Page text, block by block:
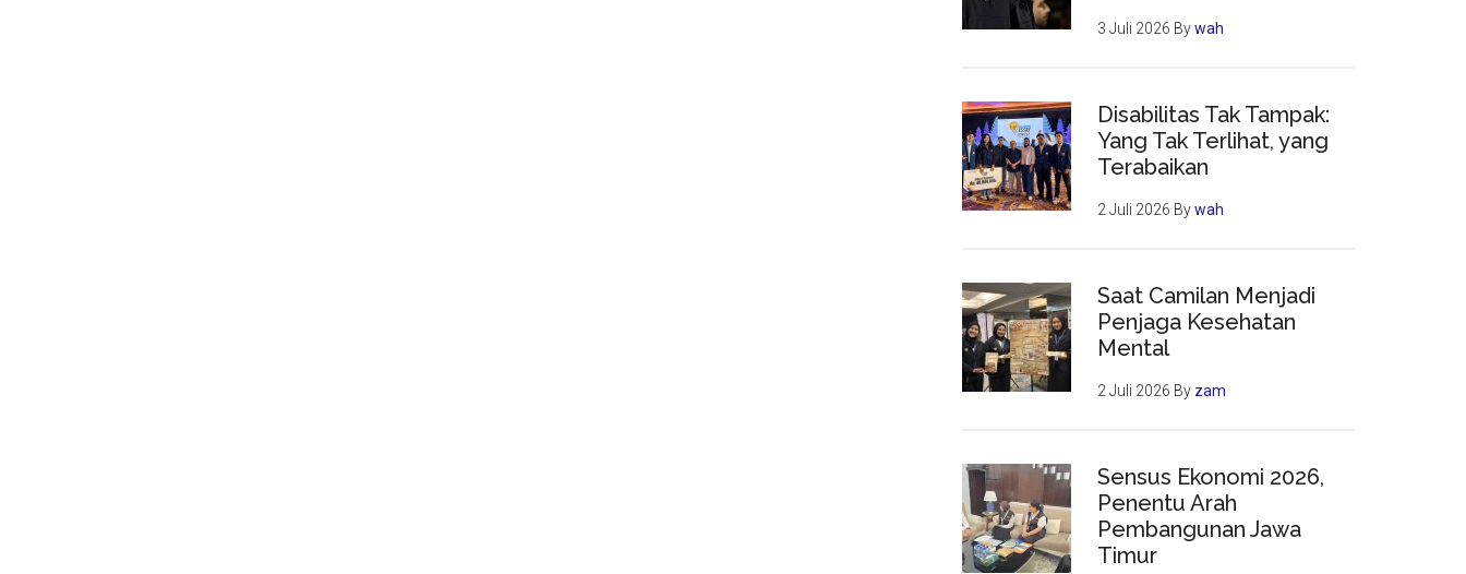
3 Juli 2026 Bywah
Disabilitas Tak Tampak:
Yang Tak Terlihat, yang
Terabaikan
2 Juli 2026 Bywah
Saat Camilan Menjadi
Penjaga Kesehatan
Mental
2 Juli 2026 By zam
Sensus Ekonomi 2026,
Penentu Arah
Pembangunan Jawa
Timur